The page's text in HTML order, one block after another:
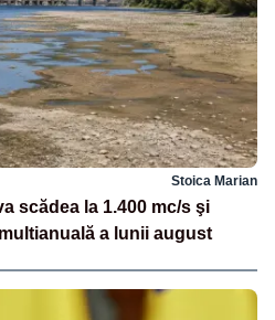
Stoica Marian
scădea la 1.400 mc/s şi
a lunii august